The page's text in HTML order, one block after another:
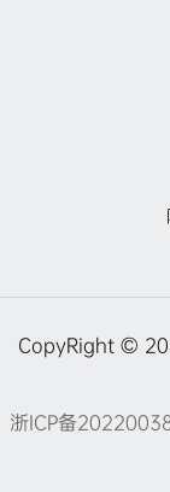
CopyRight ©
浙ICP备